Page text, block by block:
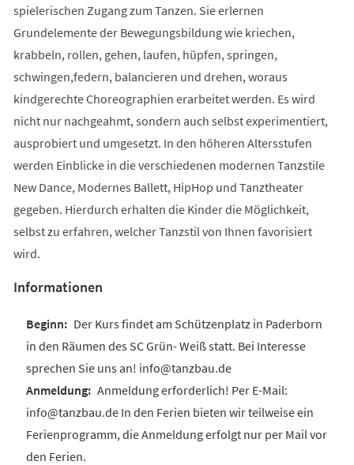
spielerischen Zugang zum Tanzen. Sie erlernen
Grundelemente der Bewegungsbildung wie kriechen,
krabbeln, rollen, gehen, laufen, hüpfen, springen,
schwingen,federn, balancieren und drehen, woraus
kindgerechte Choreographien erarbeitet werden. Es wird
nicht nur nachgeahmt, sondern auch selbst experimentiert,
ausprobiert und umgesetzt. In den höheren Altersstufen
werden Einblicke in die verschiedenen modernen Tanzstile
New Dance, Modernes Ballett, HipHop und Tanztheater
gegeben. Hierdurch erhalten die Kinder die Möglichkeit,
selbst zu erfahren, welcher Tanzstil von Ihnen favorisiert
wird.
Informationen
Der Kurs findet am Schützenplatz in Paderborn
in den Räumen des SC Grün- Weiß statt. Bei Interesse
sprechen Sie uns an! info@tanzbau.de
Anmeldung erforderlich! Per E-Mail:
info@tanzbau.de In den Ferien bieten wir teilweise ein
Ferienprogramm, die Anmeldung erfolgt nur per Mail vor
den Ferien.